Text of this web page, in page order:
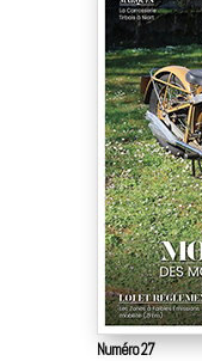
Numéro 27